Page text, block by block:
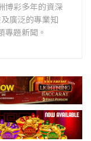
博彩多年的資深
廣泛的專業知
專題新聞。